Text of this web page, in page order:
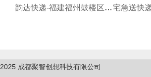
韵达快递-福建福州鼓楼区温泉分部宅急送快
2025 成都聚智创想科技有限公司